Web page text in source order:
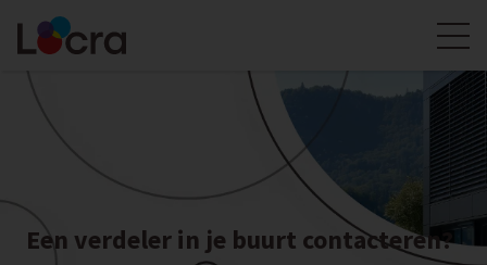
Een verdeler in je buurt contacteren?